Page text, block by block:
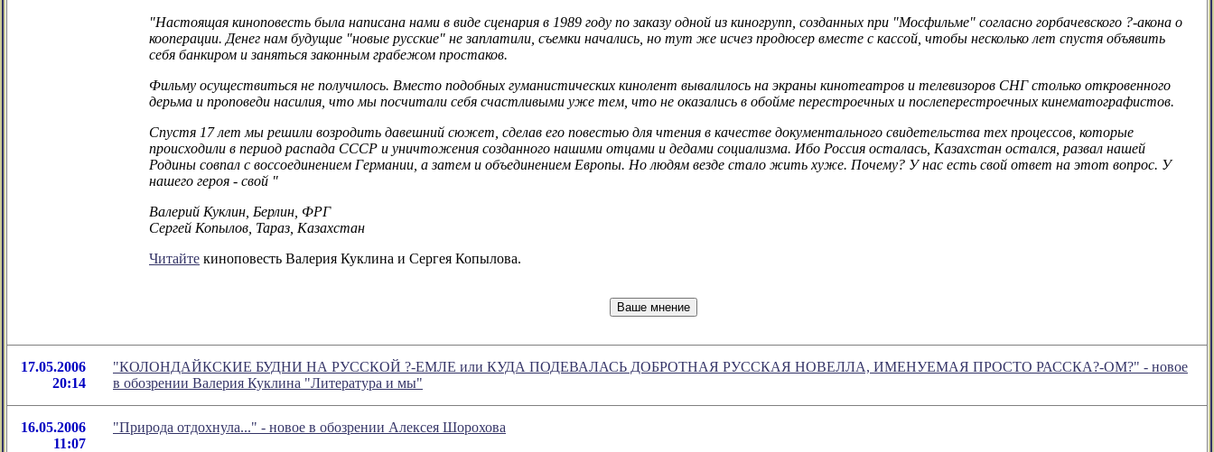
"Настоящая киноповесть была написана нами в виде сценария в 1989 году по заказу одной из киногрупп, созданных при "Мосфильме" согласно горбачевского ?-акона о
кооперации. Денег нам будущие "новые русские" не заплатили, съемки начались, но тут же исчез продюсер вместе с кассой, чтобы несколько лет спустя объявить
себя банкиром и заняться законным грабежом простаков.
Фильму осуществиться не получилось. Вместо подобных гуманистических кинолент вывалилось на экраны кинотеатров и телевизоров СНГ столько откровенного
дерьма и проповеди насилия, что мы посчитали себя счастливыми уже тем, что не оказались в обойме перестроечных и послеперестроечных кинематографистов.
Спустя 17 лет мы решили возродить давешний сюжет, сделав его повестью для чтения в качестве документального свидетельства тех процессов, которые
происходили в период распада СССР и уничтожения созданного нашими отцами и дедами социализма. Ибо Россия осталась, Казахстан остался, развал нашей
Родины совпал с воссоединением Германии, а затем и объединением Европы. Но людям везде стало жить хуже. Почему? У нас есть свой ответ на этот вопрос. У
нашего героя - свой "
Валерий Куклин, Берлин, ФРГ
Сергей Копылов, Тараз, Казахстан
Читайте киноповесть Валерия Куклина и Сергея Копылова.
17.05.2006
20:14
"КОЛОНДАЙКСКИЕ БУДНИ НА РУССКОЙ ?-ЕМЛЕ или КУДА ПОДЕВАЛАСЬ ДОБРОТНАЯ РУССКАЯ НОВЕЛЛА, ИМЕНУЕМАЯ ПРОСТО РАССКА?-ОМ?" - новое
в обозрении Валерия Куклина "Литература и мы"
16.05.2006
11:07
"Природа отдохнула..." - новое в обозрении Алексея Шорохова